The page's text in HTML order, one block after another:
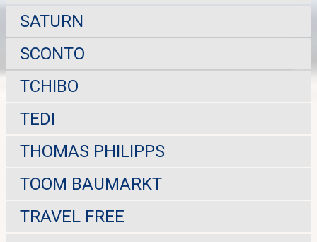
SATURN
SCONTO
TCHIBO
TEDI
THOMAS PHILIPPS
TOOM BAUMARKT
TRAVEL FREE